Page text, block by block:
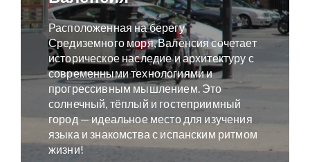
Расположенная на берегу
Средиземного моря, Валенсия сочетает
историческое наследие и архитектуру с
современными технологиями и
прогрессивным мышлением. Это
солнечный, тёплый и гостеприимный
город — идеальное место для изучения
языка и знакомства с испанским ритмом
жизни!